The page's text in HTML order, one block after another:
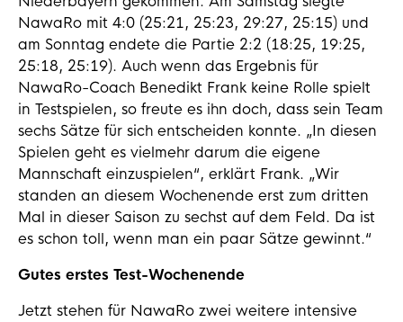
NawaRo mit 4:0 (25:21, 25:23, 29:27, 25:15) und
am Sonntag endete die Partie 2:2 (18:25, 19:25,
25:18, 25:19). Auch wenn das Ergebnis für
NawaRo-Coach Benedikt Frank keine Rolle spielt
in Testspielen, so freute es ihn doch, dass sein Team
sechs Sätze für sich entscheiden konnte. „In diesen
Spielen geht es vielmehr darum die eigene
Mannschaft einzuspielen“, erklärt Frank. „Wir
standen an diesem Wochenende erst zum dritten
Mal in dieser Saison zu sechst auf dem Feld. Da ist
es schon toll, wenn man ein paar Sätze gewinnt.“
Gutes erstes Test-Wochenende
Jetzt stehen für NawaRo zwei weitere intensive